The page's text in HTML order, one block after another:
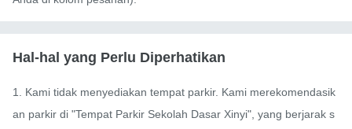
Hal-hal yang Perlu Diperhatikan
1. Kami tidak menyediakan tempat parkir. Kami merekomendasik
an parkir di "Tempat Parkir Sekolah Dasar Xinyi", yang berjarak s